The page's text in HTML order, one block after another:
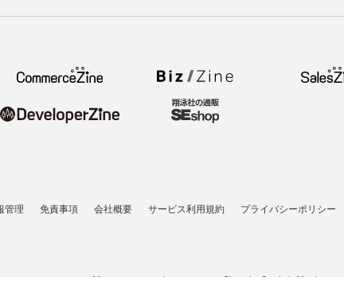
管理 免責事項 会社概要 サービス利用規約 プライバシーポリシー
All contents copyright © 2007-2026 Shoeisha Co., Ltd. All rights